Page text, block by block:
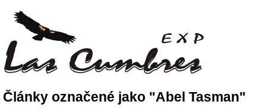
Články označené jako "Abel Tasman"